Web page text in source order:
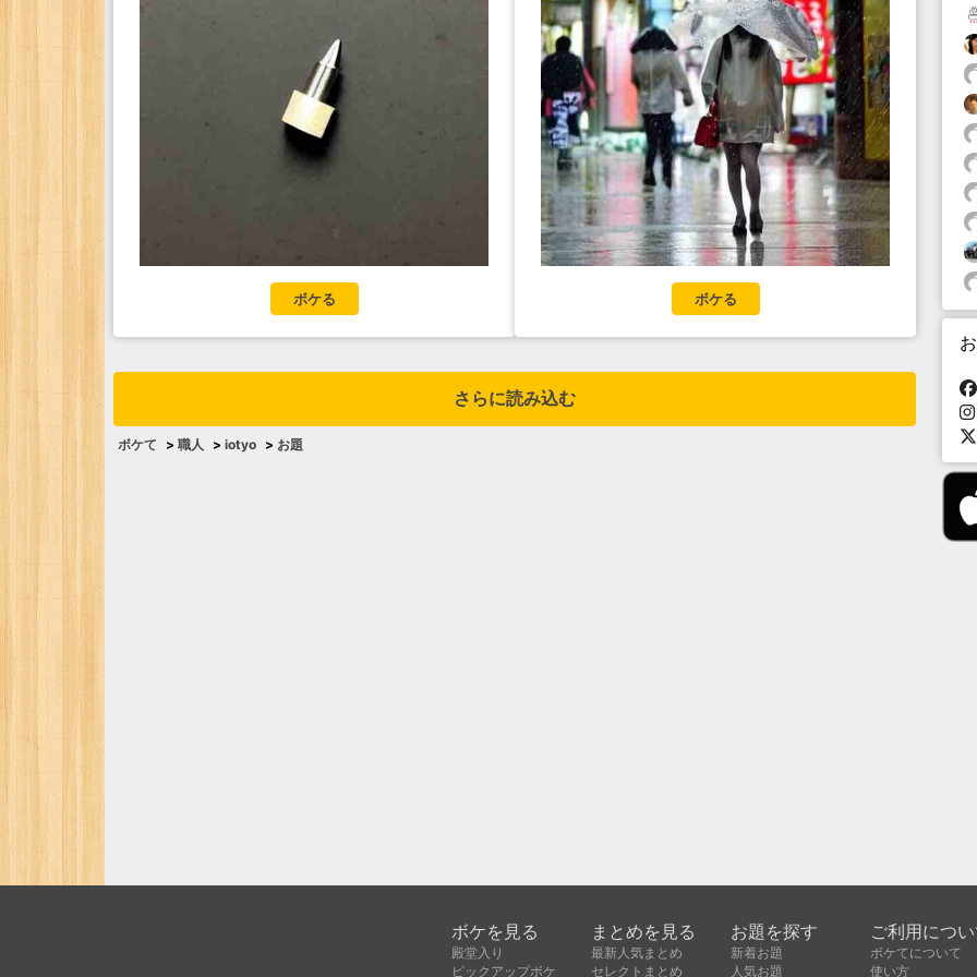
ボケる ボケる
さらに読み込む
ボケて > 職人 > iotyo > お題
ボケを見る
殿堂入り
ピックアップボケ
まとめを見る
最新人気まとめ
セレクトまとめ
お題を探す
新着お題
人気お題
ご利用につ
ボケてについて
使い方